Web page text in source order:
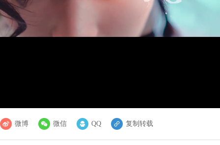
微博 微信 QQ 复制转载